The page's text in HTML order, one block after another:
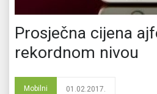
Prosječna cijena
rekordnom nivou
Mobilni 01.02.2017.